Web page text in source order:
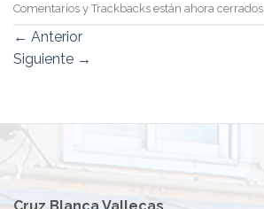
Comentarios y Trackbacks están ahora cerrados.
← Anterior
Siguiente →